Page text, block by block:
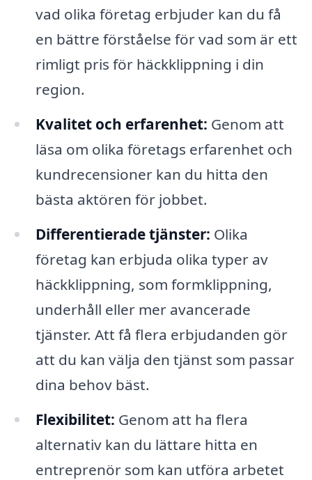
vad olika företag erbjuder kan du få
en bättre förståelse för vad som är ett
rimligt pris för häckklippning i din
region.
Kvalitet och erfarenhet: Genom att
läsa om olika företags erfarenhet och
kundrecensioner kan du hitta den
bästa aktören för jobbet.
Differentierade tjänster: Olika
företag kan erbjuda olika typer av
häckklippning, som formklippning,
underhåll eller mer avancerade
tjänster. Att få flera erbjudanden gör
att du kan välja den tjänst som passar
dina behov bäst.
Flexibilitet: Genom att ha flera
alternativ kan du lättare hitta en
entreprenör som kan utföra arbetet